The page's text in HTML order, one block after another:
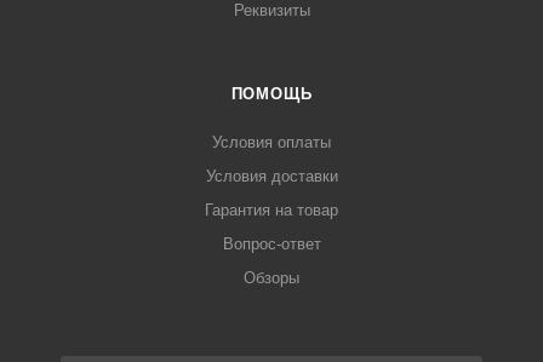
Реквизиты
ПОМОЩЬ
Условия оплаты
Условия доставки
Гарантия на товар
Вопрос-ответ
Обзоры